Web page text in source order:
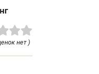
нет )